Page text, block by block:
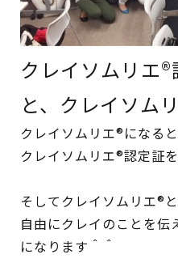
クレイソムリエ
と、クレイソム
クレイソムリエ®になると
クレイソムリエ®認定証を
そしてクレイソムリエ®
自由にクレイのことを伝
になります＾＾